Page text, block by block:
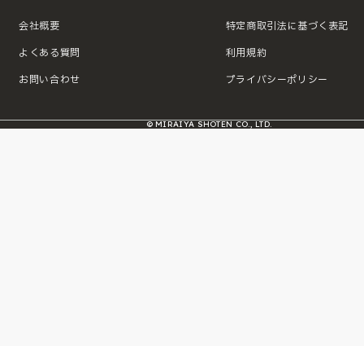
会社概要
よくある質問
お問い合わせ
特定商取引法に基づく表記
利用規約
プライバシーポリシー
© MIRAIYA SHOTEN CO., LTD.